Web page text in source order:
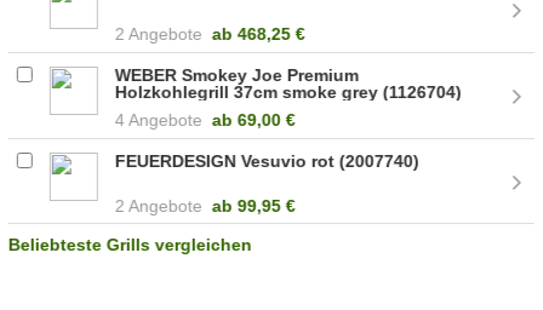
2 Angebote ab468,25 €
WEBER Smokey Joe Premium
Holzkohlegrill 37cm smoke grey (1126704)
4 Angebote ab 69,00 €
FEUERDESIGN Vesuvio rot (2007740)
2 Angebote ab 99,95 €
Beliebteste Grills vergleichen